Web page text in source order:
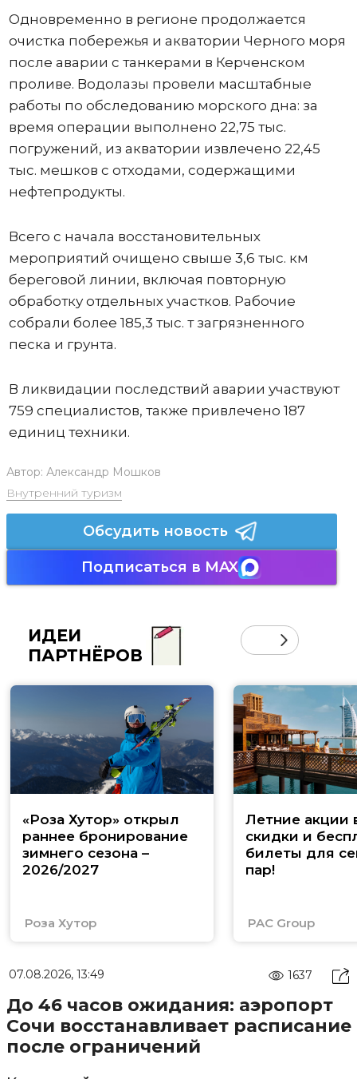
Одновременно в регионе продолжается
очистка побережья и акватории Черного моря
после аварии с танкерами в Керченском
проливе. Водолазы провели масштабные
работы по обследованию морского дна: за
время операции выполнено 22,75 тыс.
погружений, из акватории извлечено 22,45
тыс. мешков с отходами, содержащими
нефтепродукты.
Всего с начала восстановительных
мероприятий очищено свыше 3,6 тыс. км
береговой линии, включая повторную
обработку отдельных участков. Рабочие
собрали более 185,3 тыс. т загрязненного
песка и грунта.
В ликвидации последствий аварии участвуют
759 специалистов, также привлечено 187
единиц техники.
Автор: Александр Мошков
Внутренний туризм
Обсудить новость
Подписаться в MAX
ИДЕИ
ПАРТНЁРОВ
«Роза Хутор» открыл
раннее бронирование
зимнего сезона –
2026/2027
Роза Хутор
Летние акции
скидки и
билеты для
пар!
PAC Group
07.08.2026, 13:49 1637
До 46 часов ожидания: аэропорт
Сочи восстанавливает расписание
после ограничений